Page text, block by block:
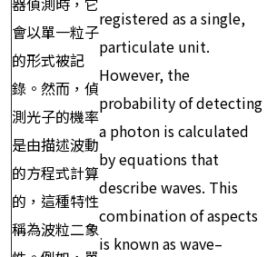
會以單一粒子
的形式被記
錄。然而，偵
測光子的機率
是由描述波動
的方程式計算
的，這種特性
稱為波粒二象
registered as a single,
particulate unit.
However, the
probability of detecting
a photon is calculated
by equations that
describe waves. This
combination of aspects
is known as wave–